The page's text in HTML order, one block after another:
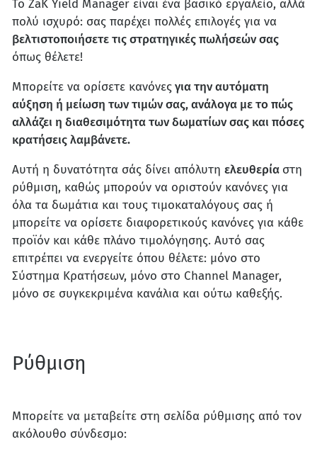
Το ZaK Yield Manager είναι ένα βασικό εργαλείο, αλλά
πολύ ισχυρό: σας παρέχει πολλές επιλογές για να
βελτιστοποιήσετε τις στρατηγικές πωλήσεών σας
όπως θέλετε!
Μπορείτε να ορίσετε κανόνεςγια την αυτόματη
αύξηση ή μείωση των τιμών σας, ανάλογα με το πώς
αλλάζει η διαθεσιμότητα των δωματίων σας και πόσες
κρατήσεις λαμβάνετε.
Αυτή η δυνατότητα σάς δίνει απόλυτη ελευθερία στη
ρύθμιση, καθώς μπορούν να οριστούν κανόνες για
όλα τα δωμάτια και τους τιμοκαταλόγους σας ή
μπορείτε να ορίσετε διαφορετικούς κανόνες για κάθε
προϊόν και κάθε πλάνο τιμολόγησης. Αυτό σας
επιτρέπει να ενεργείτε όπου θέλετε: μόνο στο
Σύστημα Κρατήσεων, μόνο στο Channel Manager,
μόνο σε συγκεκριμένα κανάλια και ούτω καθεξής.
Ρύθμιση
Μπορείτε να μεταβείτε στη σελίδα ρύθμισης από τον
ακόλουθο σύνδεσμο: